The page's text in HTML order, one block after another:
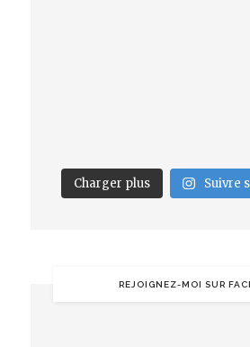
Charger plus Suivre
REJOIGNEZ-MOI SUR